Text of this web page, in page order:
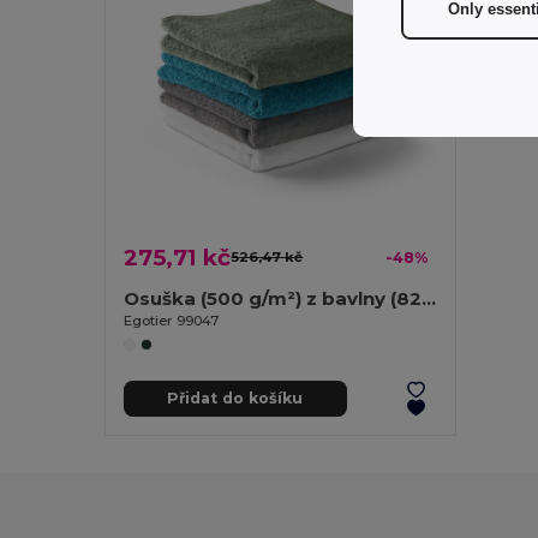
275,71 kč526,47 kč -48%
Osuška (500 g/m²) z bavlny (82 %) a recyklované bavlny (18 %)
Egotier 99047
Přidat do košíku
Only